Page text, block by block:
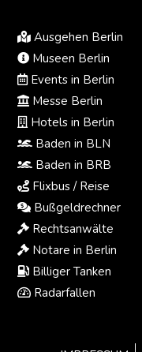
Ausgehen Berlin
Museen Berlin
Events in Berlin
Messe Berlin
Hotels in Berlin
Baden in BLN
Baden in BRB
Flixbus / Reise
Bußgeldrechner
Rechtsanwälte
Notare in Berlin
Billiger Tanken
Radarfallen